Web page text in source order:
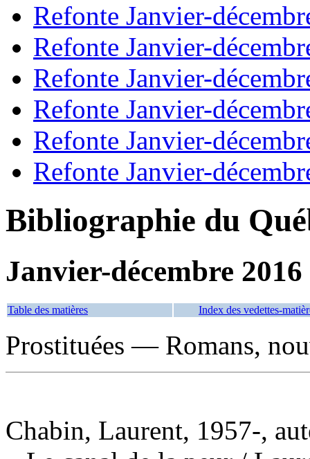
Refonte Janvier-
Refonte Janvier-
Refonte Janvier-
Refonte Janvier-
Refonte Janvier-
Refonte Janvier-
Bibliographie du
Janvier-décembre 2016
Table des matières Index des vedettes-
Prostituées — Romans,
Chabin, Laurent, 1957-,